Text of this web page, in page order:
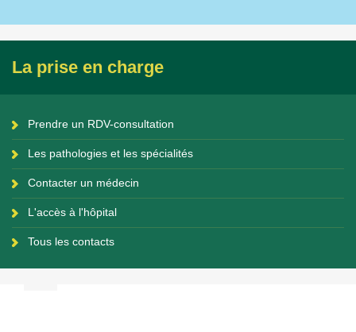
La prise en charge
Prendre un RDV-consultation
Les pathologies et les spécialités
Contacter un médecin
L'accès à l'hôpital
Tous les contacts